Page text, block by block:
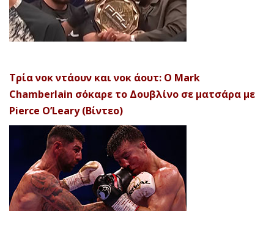
Τρία νοκ ντάουν και νοκ άουτ: Ο Mark
Chamberlain σόκαρε το Δουβλίνο σε ματσάρα με
Pierce O’Leary (Βίντεο)